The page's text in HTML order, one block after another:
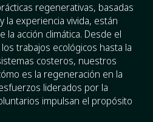
regenerativas, basadas
la experiencia vivida, están
acción climática. Desde el
trabajos ecológicos hasta la
costeros, nuestros
es la regeneración en la
liderados por la
impulsan el propósito